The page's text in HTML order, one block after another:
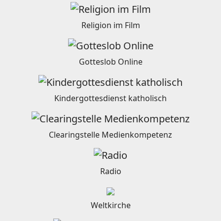
Religion im Film
Gotteslob Online
Kindergottesdienst katholisch
Clearingstelle Medienkompetenz
Radio
Weltkirche